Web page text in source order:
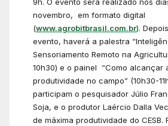
novembro, em formato digital
(www.agrobitbrasil.com.br).
evento, haverá a palestra
Sensoriamento Remoto na
10h30) e o painel “Como alcançar
produtividade no campo” (10h30-
participam o pesquisador Júlio
Soja, e o produtor Laércio Dalla
de máxima produtividade do CESB.